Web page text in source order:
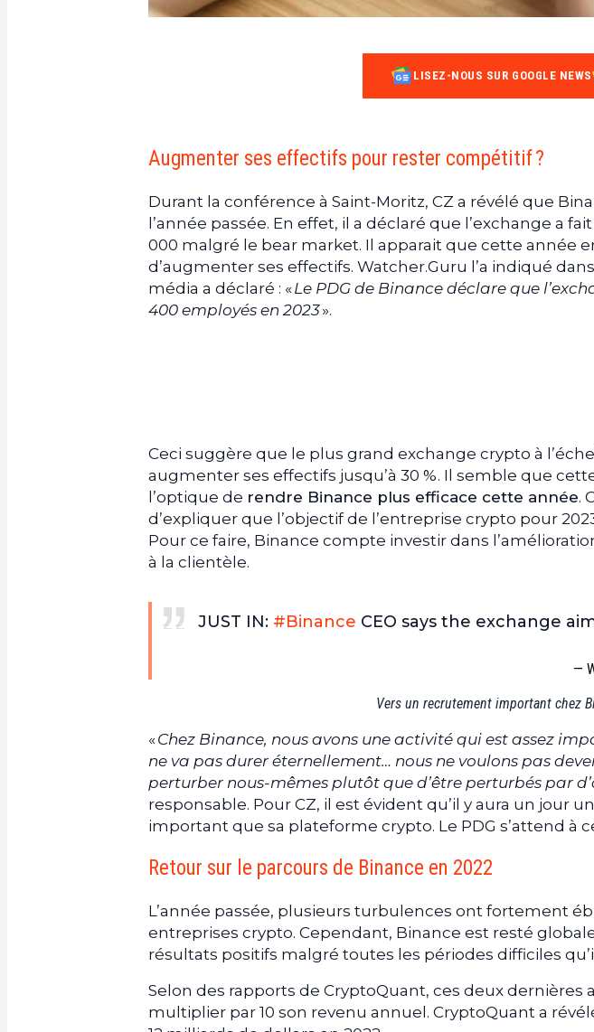
LISEZ-NOUS SUR GOOGLE NEWS
Augmenter ses effectifs pour rester compétitif ?
Durant la conférence à Saint-Moritz, CZ a révélé que
l’année passée. En effet, il a déclaré que l’exchange a
000 malgré le bear market. Il apparait que cette année
d’augmenter ses effectifs. Watcher.Guru l’a indiqué dans
média a déclaré : «Le PDG de Binance déclare que
400 employés en 2023».
Ceci suggère que le plus grand exchange crypto à
augmenter ses effectifs jusqu’à 30 %. Il semble que
l’optique de rendre Binance plus efficace cette année.
d’expliquer que l’objectif de l’entreprise crypto pour
Pour ce faire, Binance compte investir dans
à la clientèle.
JUST IN: #Binance CEO says the exchange
—
Vers un recrutement important chez
«Chez Binance, nous avons une activité qui est assez
ne va pas durer éternellement… nous ne voulons pas
perturber nous-mêmes plutôt que d’être perturbés par
responsable. Pour CZ, il est évident qu’il y aura un jour
important que sa plateforme crypto. Le PDG s’attend à
Retour sur le parcours de Binance en 2022
L’année passée, plusieurs turbulences ont fortement
entreprises crypto. Cependant, Binance est resté
résultats positifs malgré toutes les périodes difficiles
Selon des rapports de CryptoQuant, ces deux dernières
multiplier par 10 son revenu annuel. CryptoQuant a